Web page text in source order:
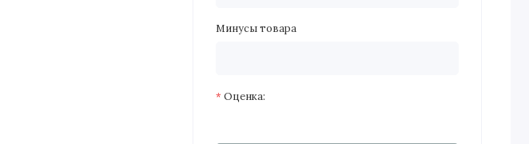
Минусы товара
Оценка: